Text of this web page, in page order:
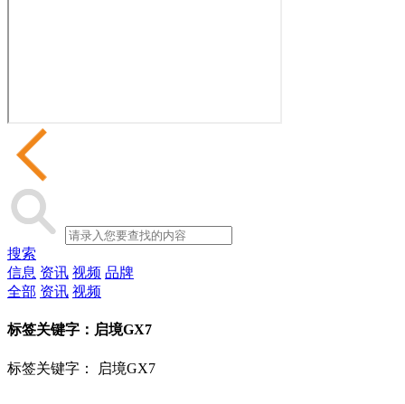
搜索
信息 资讯 视频 品牌
全部 资讯 视频
标签关键字： 启境GX7
标签关键字： 启境GX7